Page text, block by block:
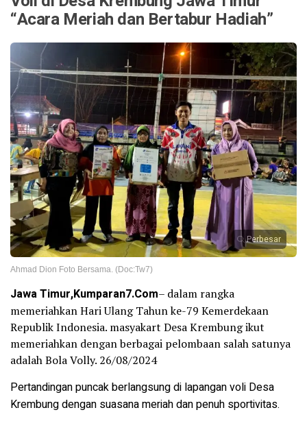
“Acara Meriah dan Bertabur Hadiah”
Perbesar
Ahmad Dion Foto Bersama. (Doc:Tw7)
Jawa Timur,Kumparan7.Com– dalam rangka
memeriahkan Hari Ulang Tahun ke-79 Kemerdekaan
Republik Indonesia. masyakart Desa Krembung ikut
memeriahkan dengan berbagai pelombaan salah satunya
adalah Bola Volly. 26/08/2024
Pertandingan puncak berlangsung di lapangan voli Desa
Krembung dengan suasana meriah dan penuh sportivitas.